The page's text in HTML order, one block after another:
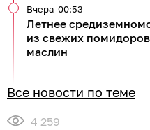
Летнее
из свежих
маслин
Вчера 00:53
Все новости по теме
4 259